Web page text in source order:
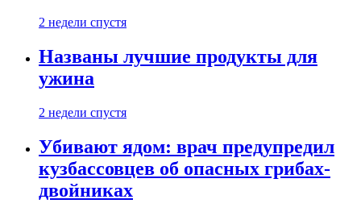
2 недели спустя
Названы лучшие продукты для
ужина
2 недели спустя
Убивают ядом: врач предупредил
кузбассовцев об опасных грибах-
двойниках